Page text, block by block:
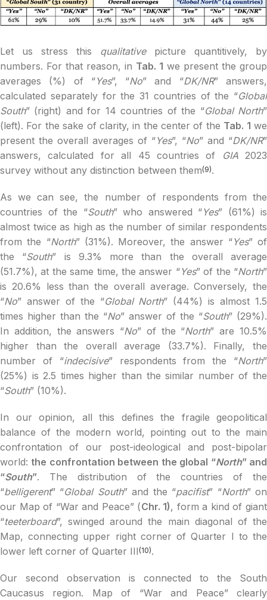
Let us stress this qualitativepicture quantitively, by
numbers. For that reason, in Tab. 1 we present the group
averages (%) of “Yes”, “No” and “DK/NR” answers,
calculated separately for the 31 countries of the “Global
South” (right) and for 14 countries of the “Global North”
(left). For the sake of clarity, in the center of the Tab. 1 we
present the overall averages of “Yes”, “No” and “DK/NR”
answers, calculated for all 45 countries of
GIA2023
survey without any distinction between them(9).
As we can see, the number of respondents from the
countries of the “South” who answered “Yes” (61%) is
almost twice as high as the number of similar respondents
from the “North” (31%). Moreover, the answer “Yes” of
the “South” is 9.3% more than the overall average
(51.7%), at the same time, the answer “Yes” of the “North”
is 20.6% less than the overall average. Conversely, the
“No” answer of the “Global North” (44%) is almost 1.5
times higher than the “No” answer of the “South” (29%).
In addition, the answers “No” of the “North” are 10.5%
higher than the overall average (33.7%). Finally, the
number of “indecisive” respondents from the “North”
(25%) is 2.5 times higher than the similar number of the
“South” (10%).
In our opinion, all this defines the fragile geopolitical
balance of the modern world, pointing out to the main
confrontation of our post-ideological and post-bipolar
world: the confrontation between the global “North” and
“South”. The distribution of the countries of the
“belligerent” “Global South” and the “pacifist” “North” on
our Map of “War and Peace” (Chr. 1), form a kind of giant
“teeterboard”, swinged around the main diagonal of the
Мap, connecting upper right corner of Quarter I to the
lower left corner of Quarter III (10).
Our second observation is connected to the South
Caucasus region. Map of “War and Peace” clearly